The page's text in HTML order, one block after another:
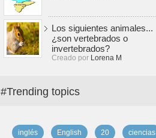
Los siguientes animales...
¿son vertebrados o
invertebrados?
Creado por Lorena M
#Trending topics
inglés English 20 ciencias